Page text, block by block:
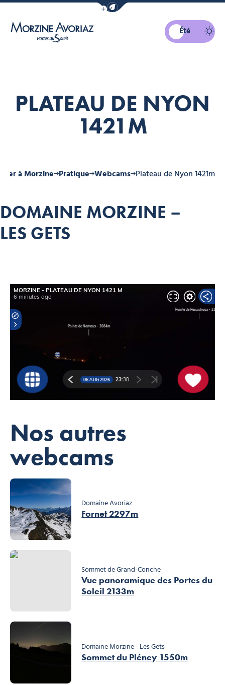
Afficher la barre de navigation du
Été
PLATEAU DE NYON
1421M
à Morzine Pratique Webcams Plateau de Nyon 1421m
DOMAINE MORZINE –
LES GETS
Nos autres
webcams
Domaine Avoriaz
Fornet 2297m
Sommet de Grand-Conche
Vue panoramique des Portes du
Soleil 2133m
Domaine Morzine - Les Gets
Sommet du Pléney 1550m